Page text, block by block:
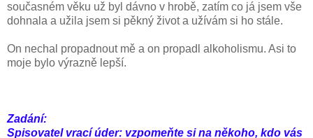
současném věku už byl dávno v hrobě, zatím co já jsem vše
dohnala a užila jsem si pěkný život a užívám si ho stále.
On nechal propadnout mě a on propadl alkoholismu. Asi to
moje bylo výrazně lepší.
Zadání:
Spisovatel vrací úder: vzpomeňte si na někoho, kdo vás